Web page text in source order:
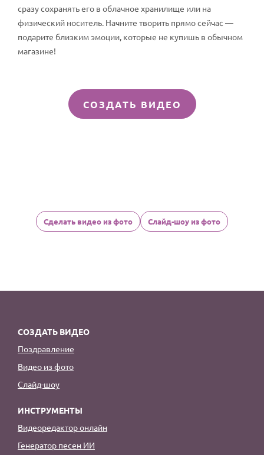
сразу сохранять его в облачное хранилище или на
физический носитель. Начните творить прямо сейчас —
подарите близким эмоции, которые не купишь в обычном
магазине!
СОЗДАТЬ ВИДЕО
Сделать видео из фото Слайд-шоу из фото
СОЗДАТЬ ВИДЕО
Поздравление
Видео из фото
Слайд-шоу
ИНСТРУМЕНТЫ
Видеоредактор онлайн
Генератор песен ИИ